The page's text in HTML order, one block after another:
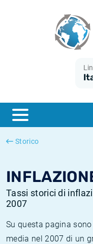
Storico
Tassi storici di
2007
Su questa pagina
media nel 2007 di un
ESTER
SONIA
Cos'è l'inflazione CPI?
Cos'è l'inflazione HICP?
Inflazione Italia
Inflazione Stati Uniti
Tassi storici Euribor
Tassi storici di SONIA
Tassi storici di TONAR
Calcolatore dell’inflazione